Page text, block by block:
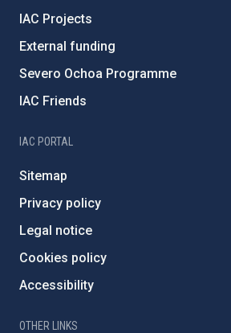
IAC Projects
External funding
Severo Ochoa Programme
IAC Friends
IAC PORTAL
Sitemap
Privacy policy
Legal notice
Cookies policy
Accessibility
OTHER LINKS